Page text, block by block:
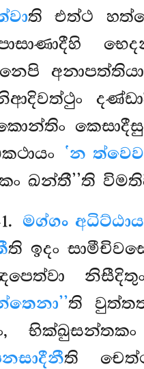
ති එත්ථ
‘න
ඛන්තී’’ති
. මග්ගං
ති ඉදං
ති
ති